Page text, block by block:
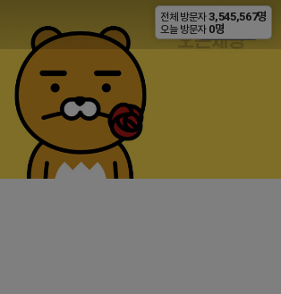
비공개
전체 방문자 3,545,567명
오늘 방문자 0명